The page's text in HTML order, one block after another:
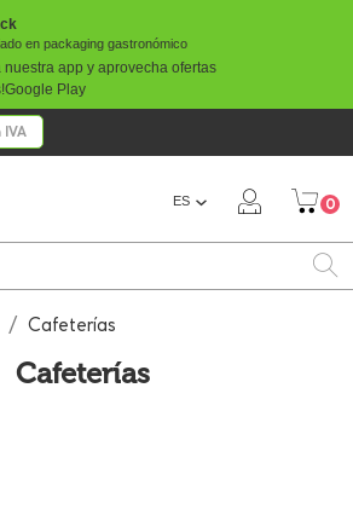
en packaging gastronómico
nuestra app y aprovecha ofertas
Google Play
IVA
ES 0
Cafeterías
Cafeterías